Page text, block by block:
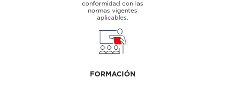
conformidad con las
normas vigentes
aplicables.
FORMACIÓN